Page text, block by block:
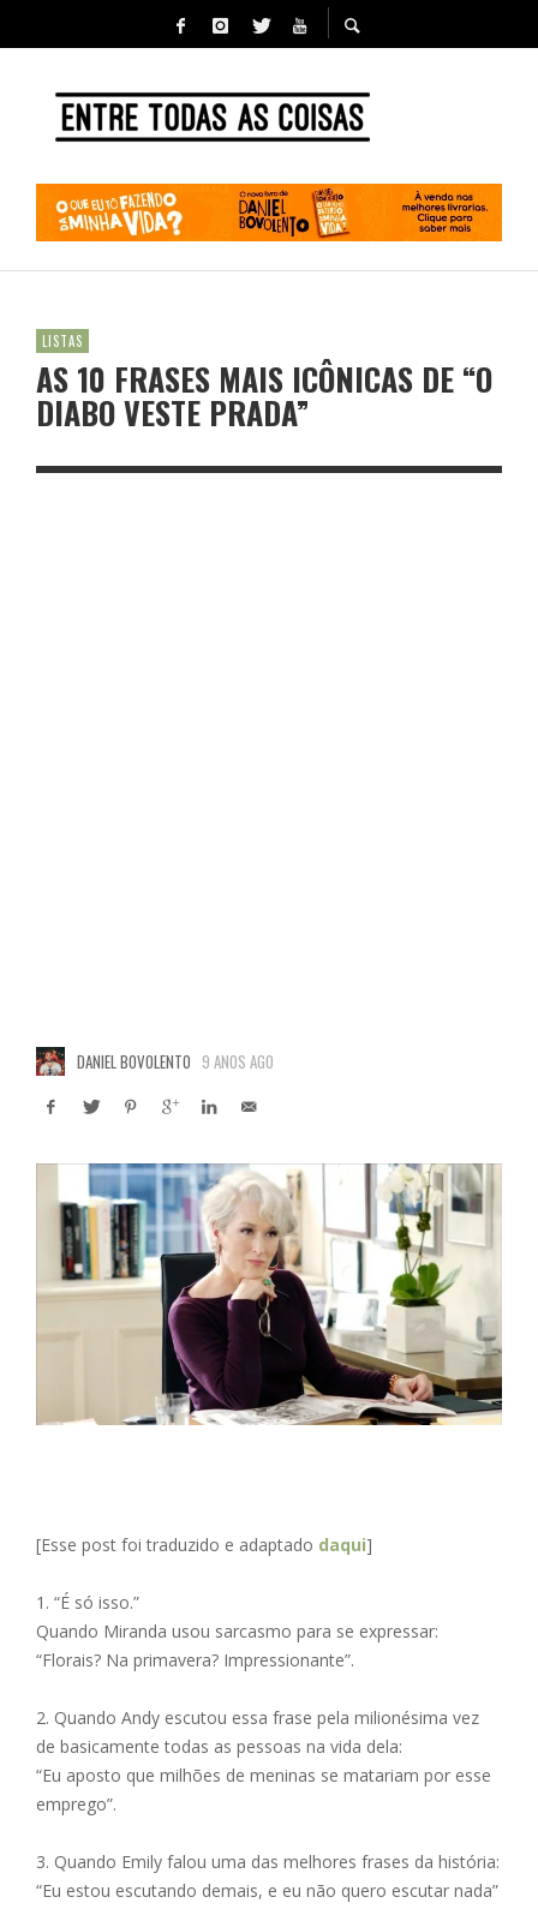
LISTAS
AS 10 FRASES MAIS ICÔNICAS DE “O
DIABO VESTE PRADA”
DANIEL BOVOLENTO 9 ANOS AGO
[Esse post foi traduzido e adaptado daqui]
1. “É só isso.”
Quando Miranda usou sarcasmo para se expressar:
“Florais? Na primavera? Impressionante”.
2. Quando Andy escutou essa frase pela milionésima vez
de basicamente todas as pessoas na vida dela:
“Eu aposto que milhões de meninas se matariam por esse
emprego”.
3. Quando Emily falou uma das melhores frases da história:
“Eu estou escutando demais, e eu não quero escutar nada”